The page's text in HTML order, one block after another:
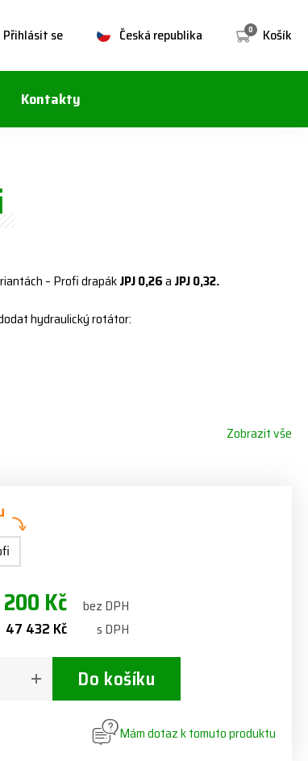
0 Košík
Česká republika
Přihlásit se
Kontakty
– Profi drapákJPJ 0,26a JPJ 0,32.
hydraulický rotátor:
Zobrazit vše
Kč bez DPH
47 432 Kč s DPH
Do košíku
Mám dotaz k tomuto produktu